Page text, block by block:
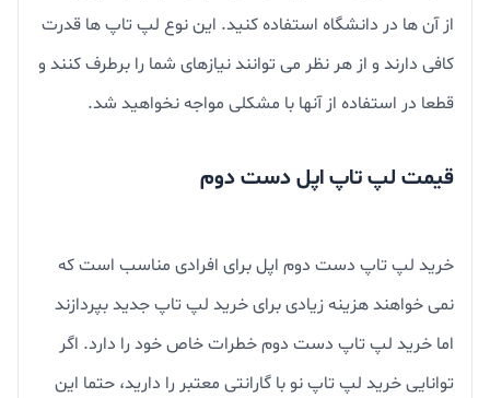
از آن ها در دانشگاه استفاده کنید. این نوع لپ تاپ ها قدرت
کافی دارند و از هر نظر می توانند نیازهای شما را برطرف کنند و
قطعا در استفاده از آنها با مشکلی مواجه نخواهید شد.
قیمت لپ تاپ اپل دست دوم
خرید لپ تاپ دست دوم اپل برای افرادی مناسب است که
نمی خواهند هزینه زیادی برای خرید لپ تاپ جدید بپردازند
اما خرید لپ تاپ دست دوم خطرات خاص خود را دارد. اگر
توانایی خرید لپ تاپ نو با گارانتی معتبر را دارید، حتما این